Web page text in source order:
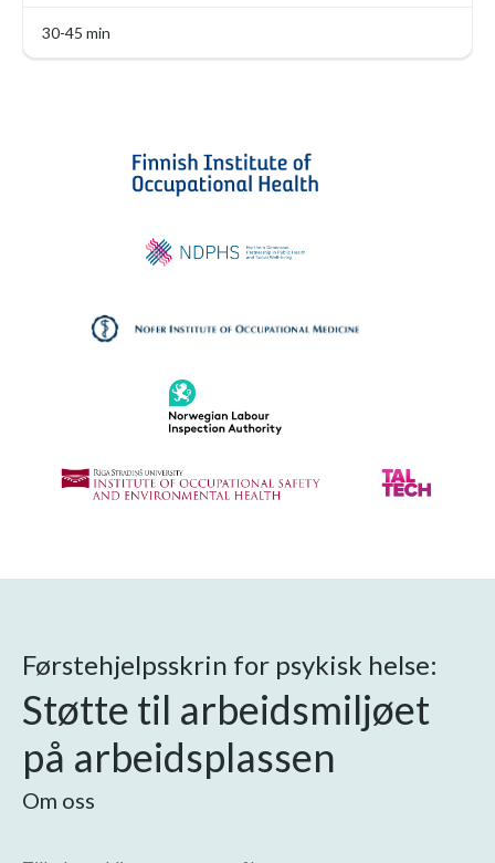
30-45 min
Førstehjelpsskrin for psykisk helse:
Støtte til arbeidsmiljøet
på arbeidsplassen
Om oss